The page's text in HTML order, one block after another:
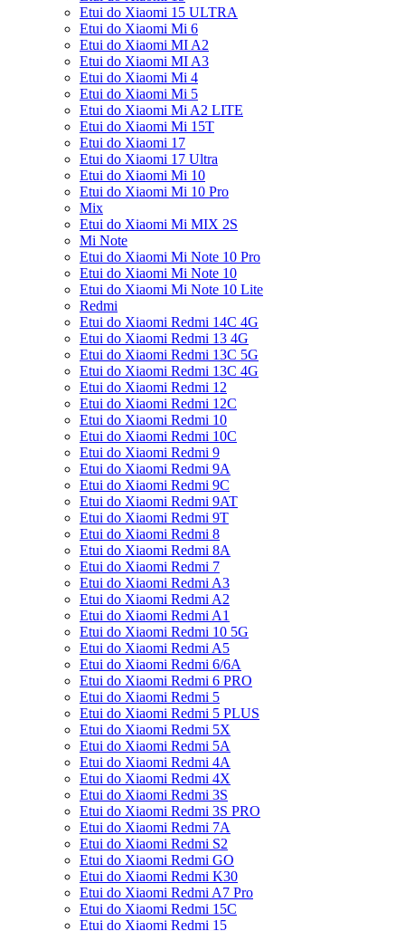
Etui do Xiaomi 15 ULTRA
Etui do Xiaomi Mi 6
Etui do Xiaomi MI A2
Etui do Xiaomi MI A3
Etui do Xiaomi Mi 4
Etui do Xiaomi Mi 5
Etui do Xiaomi Mi A2 LITE
Etui do Xiaomi Mi 15T
Etui do Xiaomi 17
Etui do Xiaomi 17 Ultra
Etui do Xiaomi Mi 10
Etui do Xiaomi Mi 10 Pro
Mix
Etui do Xiaomi Mi MIX 2S
Mi Note
Etui do Xiaomi Mi Note 10 Pro
Etui do Xiaomi Mi Note 10
Etui do Xiaomi Mi Note 10 Lite
Redmi
Etui do Xiaomi Redmi 14C 4G
Etui do Xiaomi Redmi 13 4G
Etui do Xiaomi Redmi 13C 5G
Etui do Xiaomi Redmi 13C 4G
Etui do Xiaomi Redmi 12
Etui do Xiaomi Redmi 12C
Etui do Xiaomi Redmi 10
Etui do Xiaomi Redmi 10C
Etui do Xiaomi Redmi 9
Etui do Xiaomi Redmi 9A
Etui do Xiaomi Redmi 9C
Etui do Xiaomi Redmi 9AT
Etui do Xiaomi Redmi 9T
Etui do Xiaomi Redmi 8
Etui do Xiaomi Redmi 8A
Etui do Xiaomi Redmi 7
Etui do Xiaomi Redmi A3
Etui do Xiaomi Redmi A2
Etui do Xiaomi Redmi A1
Etui do Xiaomi Redmi 10 5G
Etui do Xiaomi Redmi A5
Etui do Xiaomi Redmi 6/6A
Etui do Xiaomi Redmi 6 PRO
Etui do Xiaomi Redmi 5
Etui do Xiaomi Redmi 5 PLUS
Etui do Xiaomi Redmi 5X
Etui do Xiaomi Redmi 5A
Etui do Xiaomi Redmi 4A
Etui do Xiaomi Redmi 4X
Etui do Xiaomi Redmi 3S
Etui do Xiaomi Redmi 3S PRO
Etui do Xiaomi Redmi 7A
Etui do Xiaomi Redmi S2
Etui do Xiaomi Redmi GO
Etui do Xiaomi Redmi K30
Etui do Xiaomi Redmi A7 Pro
Etui do Xiaomi Redmi 15C
Etui do Xiaomi Redmi 15